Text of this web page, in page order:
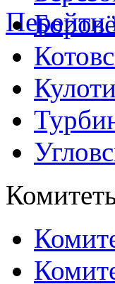
Перейти